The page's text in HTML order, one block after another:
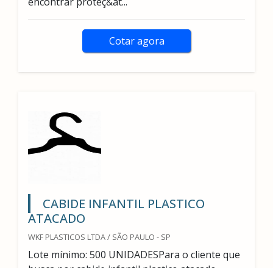
Cotar agora
CABIDE INFANTIL PLASTICO
ATACADO
WKF PLASTICOS LTDA / SÃO PAULO - SP
Lote mínimo: 500 UNIDADESPara o cliente que